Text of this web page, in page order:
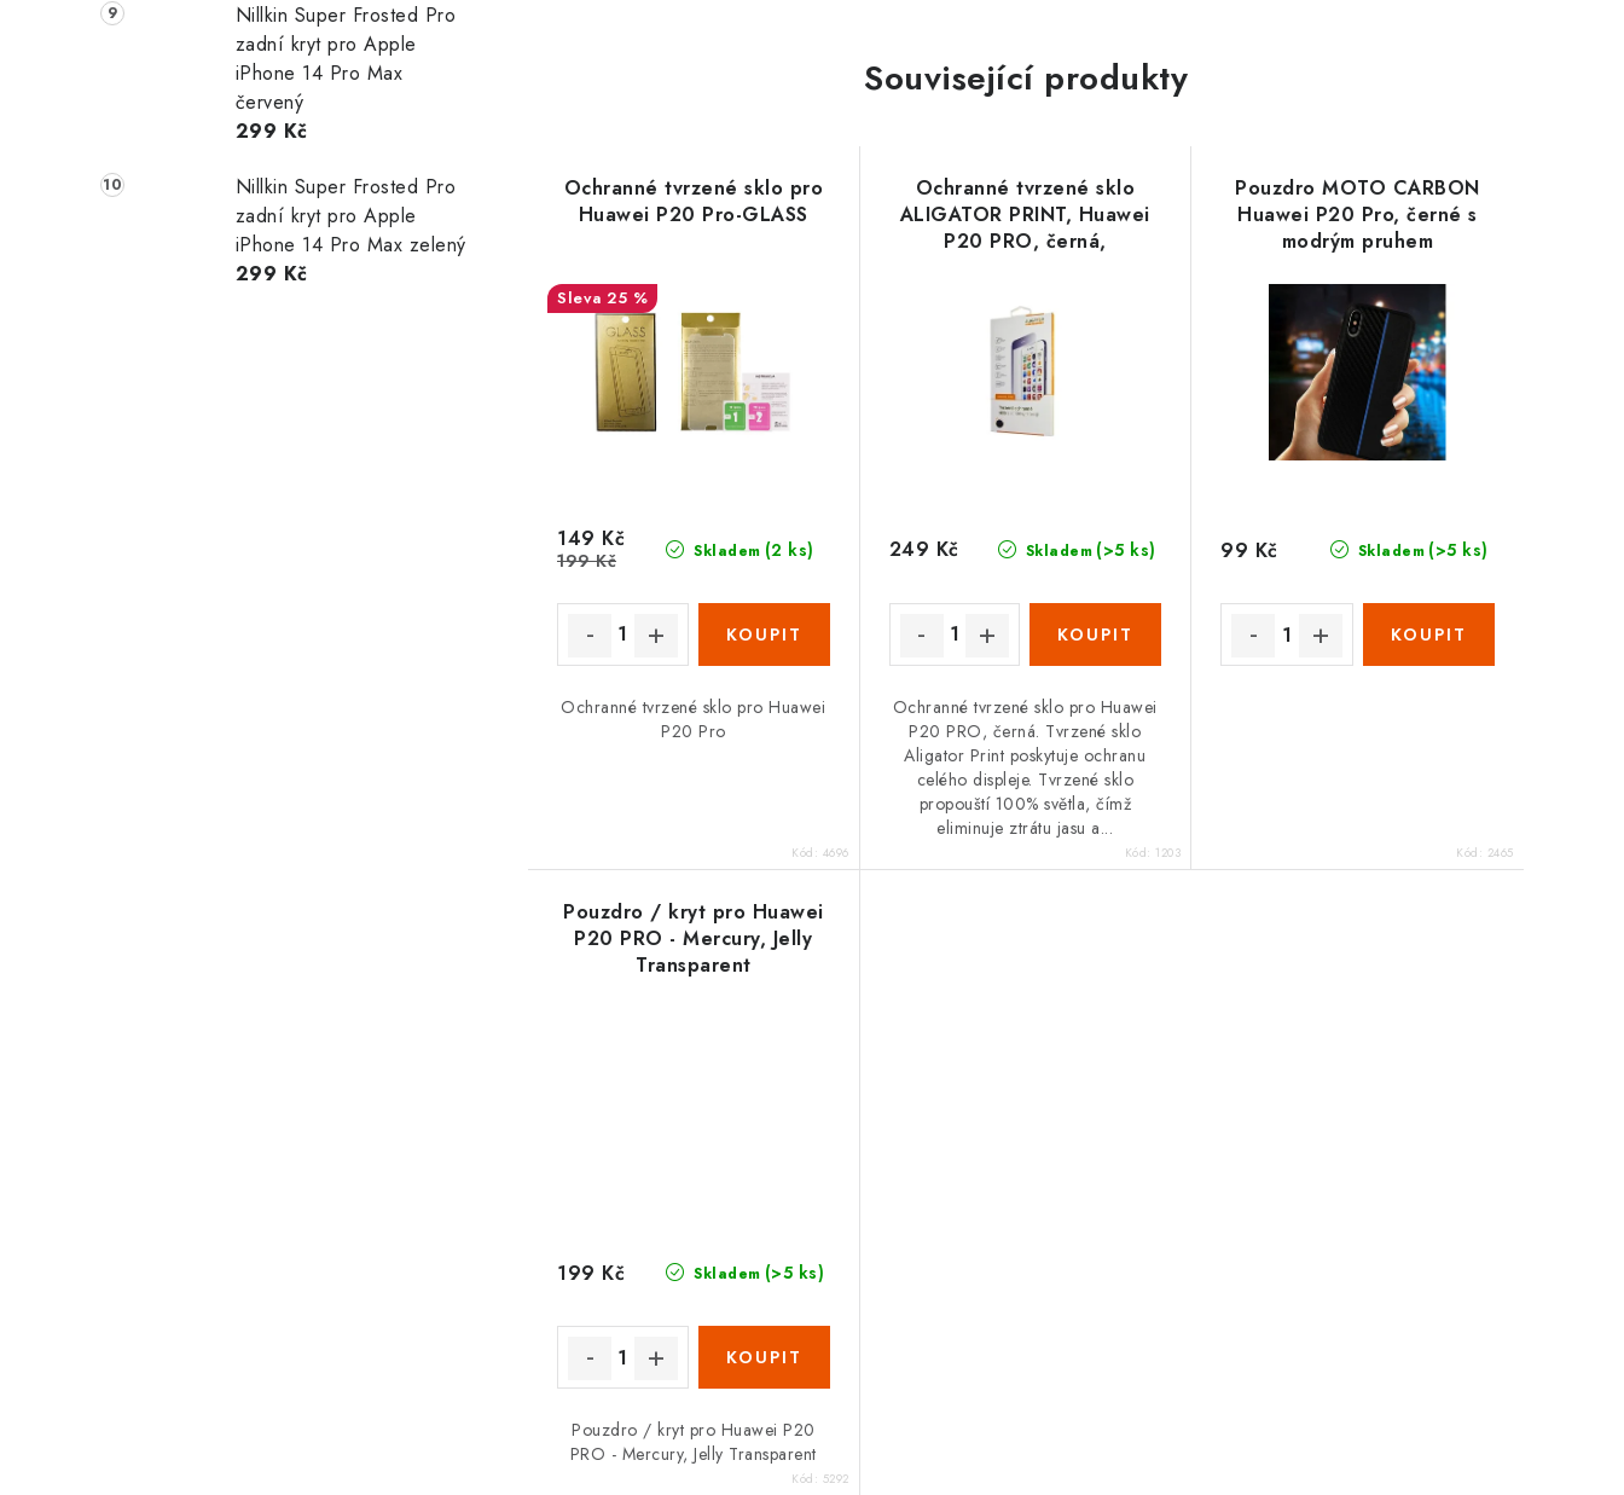
Nillkin Super Frosted Pro
zadní kryt pro Apple
iPhone 14 Pro Max
červený
299 Kč
Nillkin Super Frosted Pro
zadní kryt pro Apple
iPhone 14 Pro Max zelený
299 Kč
Související produkty
Ochranné tvrzené sklo pro
Huawei P20 Pro-GLASS
25 %
Skladem (2 ks)
149 Kč
199 Kč
Ochranné tvrzené sklo pro Huawei
P20 Pro
Kód: 4696
Ochranné tvrzené sklo
ALIGATOR PRINT, Huawei
P20 PRO, černá,
Skladem (>5 ks)
249 Kč
Ochranné tvrzené sklo pro Huawei
P20 PRO, černá. Tvrzené sklo
Aligator Print poskytuje ochranu
celého displeje. Tvrzené sklo
propouští 100% světla, čímž
eliminuje ztrátu jasu a...
Kód: 1203
Pouzdro MOTO CARBON
Huawei P20 Pro, černé s
modrým pruhem
Skladem (>5 ks)
99 Kč
Kód: 2465
Pouzdro / kryt pro Huawei
P20 PRO - Mercury, Jelly
Transparent
Skladem (>5 ks)
199 Kč
Pouzdro / kryt pro Huawei P20
PRO - Mercury, Jelly Transparent
Kód: 5292